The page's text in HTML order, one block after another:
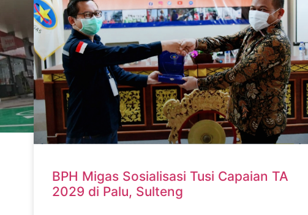
BPH Migas Sosialisasi Tusi Capaian TA
2029 di Palu, Sulteng